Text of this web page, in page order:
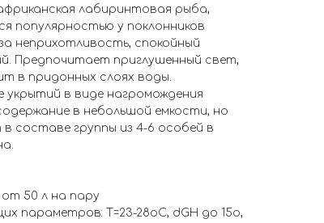
лабиринтовая рыба,
популярностью у поклонников
неприхотливость, спокойный
Предпочитает приглушенный свет,
в придонных слоях воды.
укрытий в виде нагромождения
в небольшой емкости, но
составе группы из 4-6 особей в
50 л на пару
параметров: Т=23-28оС, dGH до 15о,